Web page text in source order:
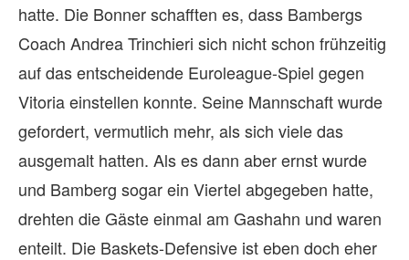
hatte. Die Bonner schafften es, dass Bambergs
Coach Andrea Trinchieri sich nicht schon frühzeitig
auf das entscheidende Euroleague-Spiel gegen
Vitoria einstellen konnte. Seine Mannschaft wurde
gefordert, vermutlich mehr, als sich viele das
ausgemalt hatten. Als es dann aber ernst wurde
und Bamberg sogar ein Viertel abgegeben hatte,
drehten die Gäste einmal am Gashahn und waren
enteilt. Die Baskets-Defensive ist eben doch eher